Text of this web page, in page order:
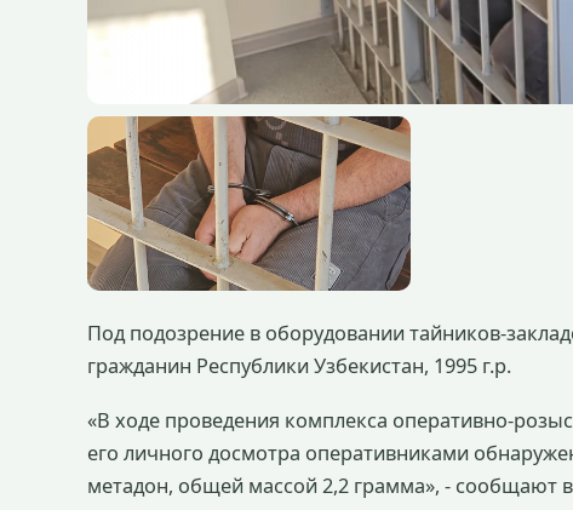
Под подозрение в оборудовании тайников-
гражданин Республики Узбекистан, 1995 г.р.
«В ходе проведения комплекса оперативно-
его личного досмотра оперативниками
метадон, общей массой 2,2 грамма», - сообщают